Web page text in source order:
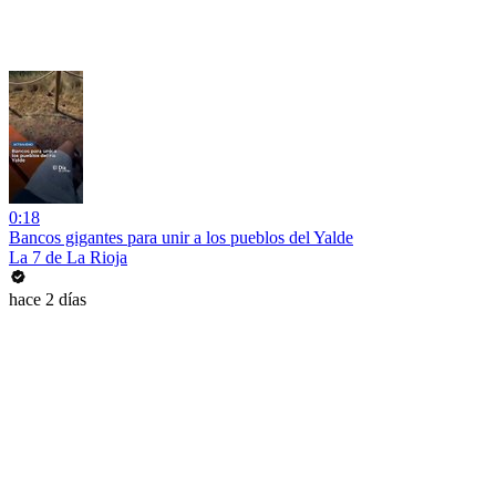
0:18
Bancos gigantes para unir a los pueblos del Yalde
La 7 de La Rioja
hace 2 días